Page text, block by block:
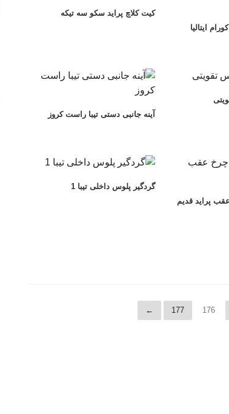
ایتالیا
کیت کلاچ پراید سکو سه تیکه
آینه جانبی دستی تیبا راست کروز
پراید قدیم
گردگیر پلوس داخلی تیبا 1
176
177
←